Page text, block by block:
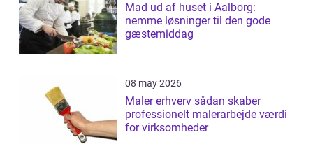
Mad ud af huset i Aalborg:
nemme løsninger til den gode
gæstemiddag
08 may 2026
Maler erhverv sådan skaber
professionelt malerarbejde værdi
for virksomheder